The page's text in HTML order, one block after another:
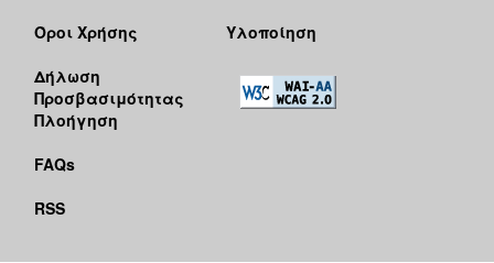
Όροι Χρήσης
Δήλωση
Προσβασιμότητας
Πλοήγηση
FAQs
RSS
Υλοποίηση